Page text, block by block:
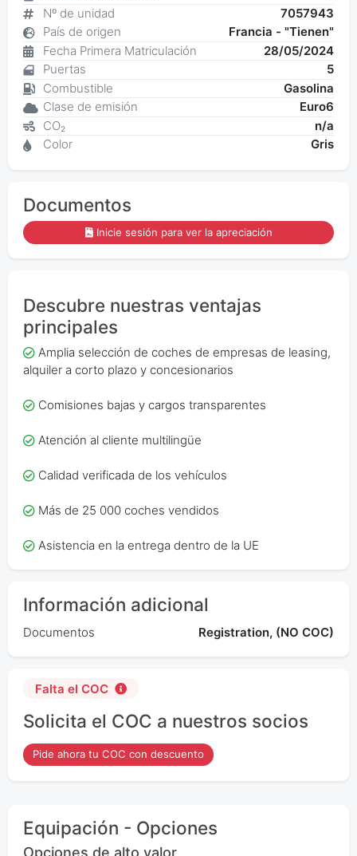
Nº de unidad
7057943
País de origen
Francia - "Tienen"
Fecha Primera Matriculación
28/05/2024
Puertas
5
Combustible
Gasolina
Clase de emisión
Euro6
CO₂
n/a
Color
Gris
Documentos
Inicie sesión para ver la apreciación
Descubre nuestras ventajas
principales
Amplia selección de coches de empresas de leasing,
alquiler a corto plazo y concesionarios
Comisiones bajas y cargos transparentes
Atención al cliente multilingüe
Calidad verificada de los vehículos
Más de 25 000 coches vendidos
Asistencia en la entrega dentro de la UE
Información adicional
Documentos Registration, (NO COC)
Falta el COC
Solicita el COC a nuestros socios
Pide ahora tu COC con descuento
Equipación - Opciones